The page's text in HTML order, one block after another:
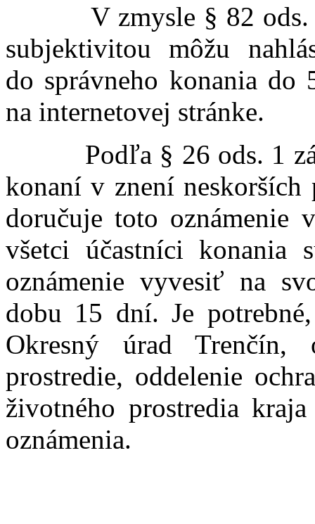
V zmysle § 82 ods. 7
subjektivitou môžu
do správneho konania do
na internetovej stránke.
Podľa § 26 ods. 1
konaní v znení
doručuje toto oznámenie
všetci účastníci konania
oznámenie vyvesiť na
dobu 15 dní. Je
Okresný úrad Trenčín,
prostredie, oddelenie
životného prostredia
oznámenia.